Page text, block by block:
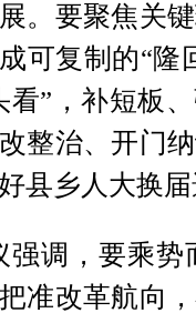
。要聚焦关
可复制的“隆
看”，补短板
整治、开门
县乡人大换
强调，要乘势
准改革航向